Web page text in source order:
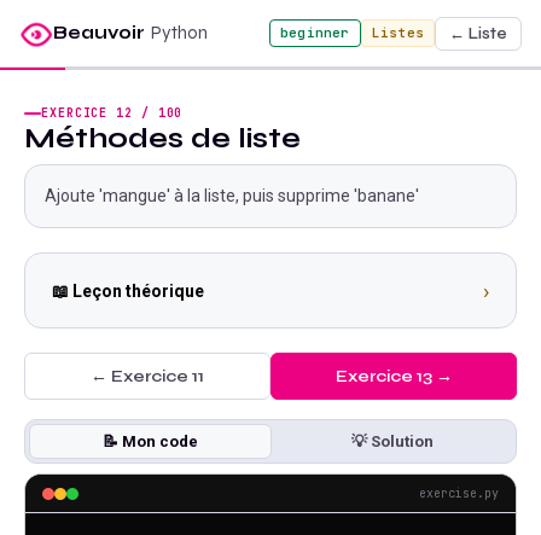
Beauvoir Python beginner Listes ← Liste
EXERCICE 12 / 100
Méthodes de liste
Ajoute 'mangue' à la liste, puis supprime 'banane'
📖 Leçon théorique ›
← Exercice 11 Exercice 13→
📝 Mon code 💡 Solution
exercise.py